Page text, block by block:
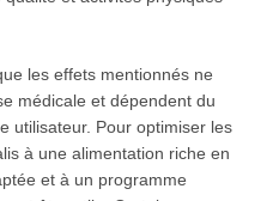
les effets mentionnés ne
médicale et dépendent du
utilisateur. Pour optimiser les
à une alimentation riche en
et à un programme